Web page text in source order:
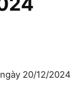
20/12/2024